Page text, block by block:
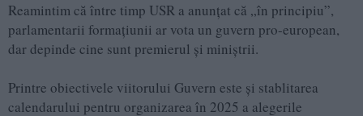
Reamintim că între timp USR a anunțat că „în principiu”,
parlamentarii formaţiunii ar vota un guvern pro-european,
dar depinde cine sunt premierul şi miniştrii.
Printre obiectivele viitorului Guvern este și stablitarea
calendarului pentru organizarea în 2025 a alegerile